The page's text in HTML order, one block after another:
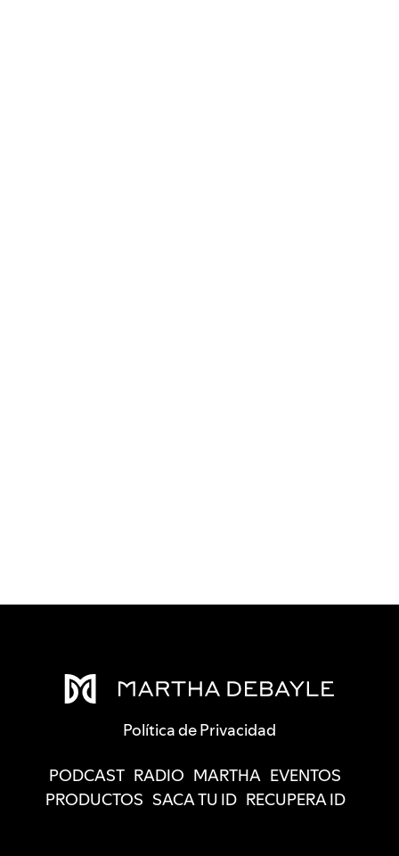
Política de Privacidad
PODCAST RADIO MARTHA EVENTOS
PRODUCTOS SACA TU ID RECUPERA ID